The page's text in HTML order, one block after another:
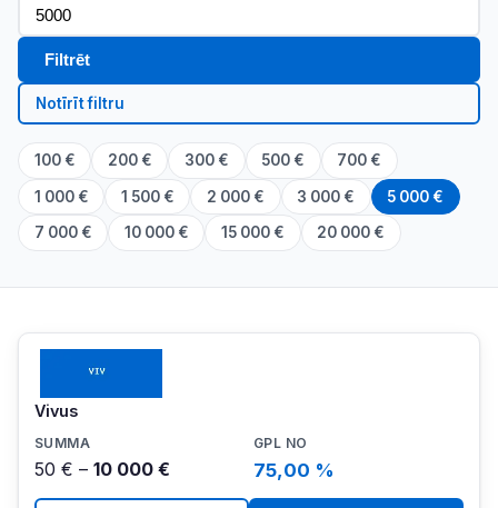
Filtrēt
Notīrīt filtru
100 € 200 € 300 € 500 € 700 €
1 000 € 1 500 € 2 000 € 3 000 € 5 000 €
7 000 € 10 000 € 15 000 € 20 000 €
Vivus
50 € – 10 000 € 75,00 %